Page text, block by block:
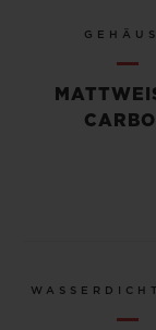
ARBON